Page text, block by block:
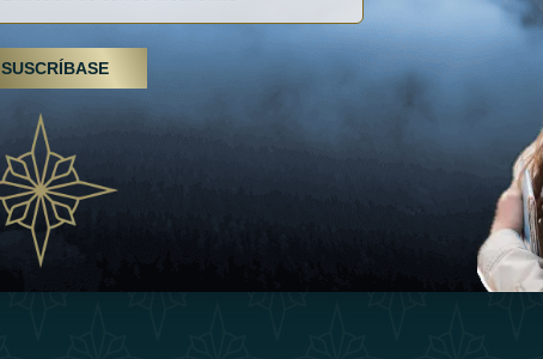
Senderismo, tratamientos de spa y yoga: los
Emiratos Árabes Unidos se erigen como un
03 April 2025
Évasions hivernales pour les voyageurs des
Émirats: redéfinir le voyage de luxe
10 March 2025
Esperienza
SUSCRÍBASE